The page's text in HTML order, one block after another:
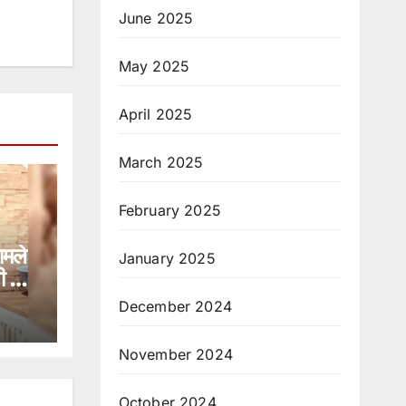
को
June 2025
May 2025
April 2025
March 2025
February 2025
January 2025
December 2024
November 2024
October 2024